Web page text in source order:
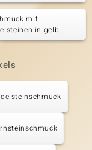
mit
in gelb